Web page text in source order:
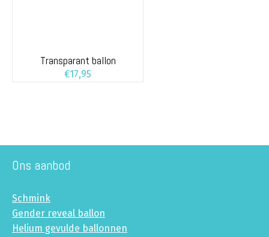
Transparant ballon
€17,95
Ons aanbod
Schmink
Gender reveal ballon
Helium gevulde ballonnen